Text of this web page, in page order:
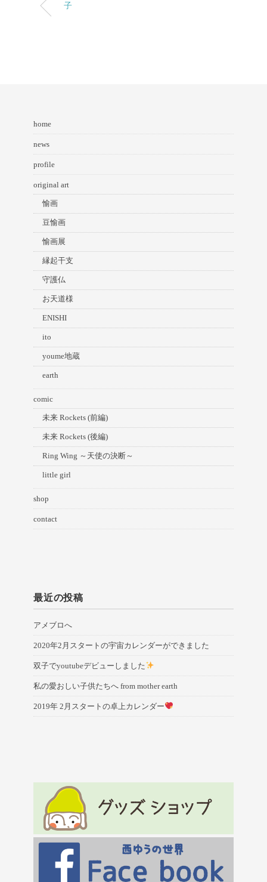
子
home
news
profile
original art
愉画
豆愉画
愉画展
縁起干支
守護仏
お天道様
ENISHI
ito
youme地蔵
earth
comic
未来 Rockets (前編)
未来 Rockets (後編)
Ring Wing ～天使の決断～
little girl
shop
contact
最近の投稿
アメブロへ
2020年2月スタートの宇宙カレンダーができました
双子でyoutubeデビューしました
私の愛おしい子供たちへ from mother earth
2019年 2月スタートの卓上カレンダー